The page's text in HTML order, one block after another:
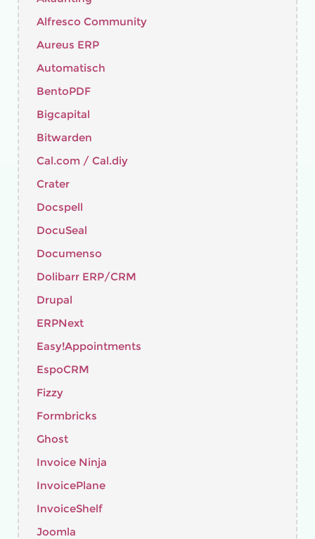
Alfresco Community
Aureus ERP
Automatisch
BentoPDF
Bigcapital
Bitwarden
Cal.com / Cal.diy
Crater
Docspell
DocuSeal
Documenso
Dolibarr ERP/CRM
Drupal
ERPNext
Easy!Appointments
EspoCRM
Fizzy
Formbricks
Ghost
Invoice Ninja
InvoicePlane
InvoiceShelf
Joomla